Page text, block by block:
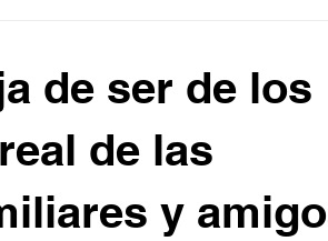
de ser de los
de las
y